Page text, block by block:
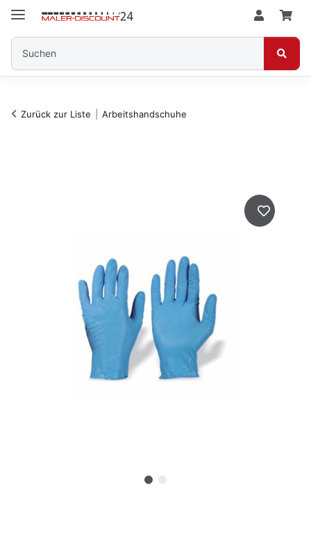
Zurück zur Liste Arbeitshandschuhe